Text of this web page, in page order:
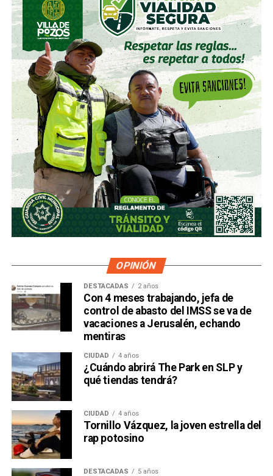
OPINIÓN
DESTACADAS 2 años
Con 4 meses trabajando, jefa de
control de abasto del IMSS se va de
vacaciones a Jerusalén, echando
mentiras
CIUDAD 4 años
¿Cuándo abrirá The Park en SLP y
qué tiendas tendrá?
CIUDAD 4 años
Tornillo Vázquez, la joven estrella del
rap potosino
DESTACADAS 5 años